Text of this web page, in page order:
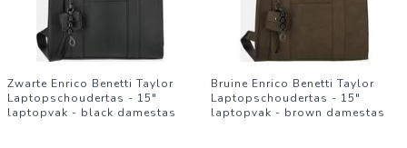
Zwarte Enrico Benetti Taylor
Laptopschoudertas - 15"
laptopvak - black damestas
Bruine Enrico Benetti Taylor
Laptopschoudertas - 15"
laptopvak - brown damestas